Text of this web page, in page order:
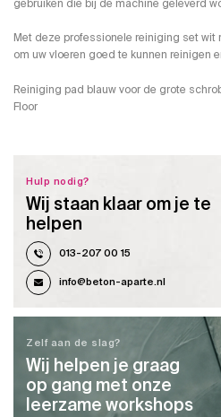
gebruiken die bij de machine geleverd
Met deze professionele reiniging set wit
om uw vloeren goed te kunnen reinigen
Reiniging pad blauw voor de grote
Floor
Hulp nodig?
Wij staan klaar om je te
helpen
013-207 00 15
info@beton-aparte.nl
Zelf aan de slag?
Wij helpen je graag
op gang met onze
leerzame workshops